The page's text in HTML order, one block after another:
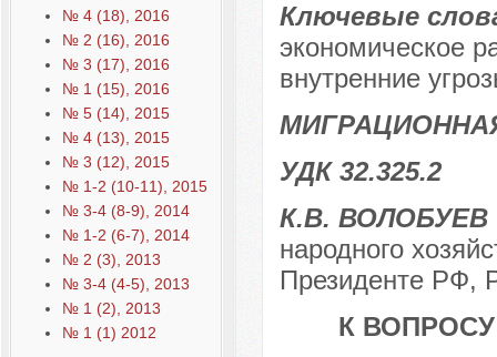
№ 4 (18), 2016
№ 2 (16), 2016
№ 3 (17), 2016
№ 1 (15), 2016
№ 5 (14), 2015
№ 4 (13), 2015
№ 3 (12), 2015
№ 1-2 (10-11), 2015
№ 3-4 (8-9), 2014
№ 1-2 (6-7), 2014
№ 2 (3), 2013
№ 3-4 (4-5), 2013
№ 1 (2), 2013
№ 1 (1) 2012
Ключевые
экономическое
внутренние
УДК 32.325.2
К.В. ВОЛОБУЕВ
народного
Президенте РФ,
К